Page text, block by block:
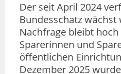
Der seit April 2024
Bundesschatz wächst
Nachfrage bleibt
Sparerinnen und
öffentlichen
Dezember 2025